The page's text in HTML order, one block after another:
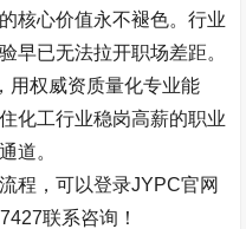
核心价值永不褪色。行业
早已无法拉开职场差距。
用权威资质量化专业能
化工行业稳岗高薪的职业
道。
程，可以登录JYPC官网
联系咨询！